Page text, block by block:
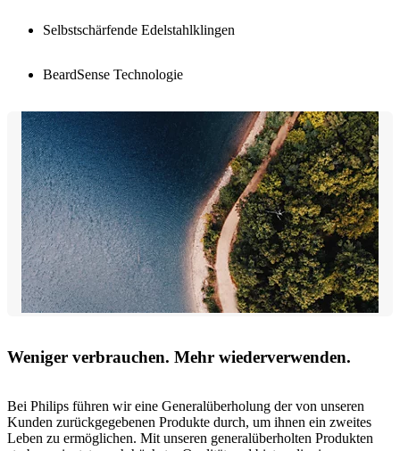
Selbstschärfende Edelstahlklingen
BeardSense Technologie
Weniger verbrauchen. Mehr wiederverwenden.
Bei Philips führen wir eine Generalüberholung der von unseren
Kunden zurückgegebenen Produkte durch, um ihnen ein zweites
Leben zu ermöglichen. Mit unseren generalüberholten Produkten